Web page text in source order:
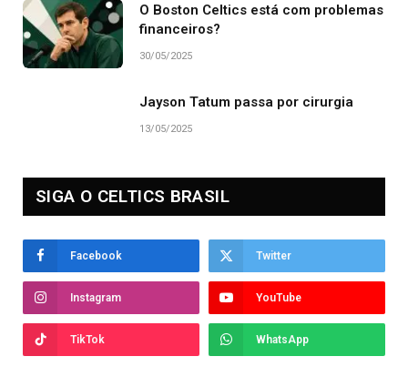
O Boston Celtics está com problemas
financeiros?
30/05/2025
Jayson Tatum passa por cirurgia
13/05/2025
SIGA O CELTICS BRASIL
Facebook Twitter
Instagram YouTube
TikTok WhatsApp